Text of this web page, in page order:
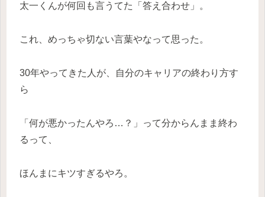
太一くんが何回も言うてた「答え合わせ」。
これ、めっちゃ切ない言葉やなって思った。
30年やってきた人が、自分のキャリアの終わり方す
ら
「何が悪かったんやろ…？」って分からんまま終わ
るって、
ほんまにキツすぎるやろ。